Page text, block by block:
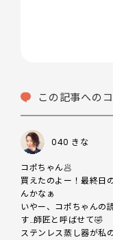
この記事への
040 きな
コポちゃん🥟
買えたのよー！最終日
んかなぁ⁇
いやー、コポちゃんの
す…師匠と呼ばせて⁇🤣
ステンレス蒸し器が私